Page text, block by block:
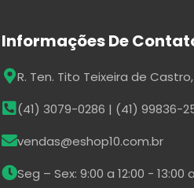
Informações De
R. Ten. Tito Teixeira de
(41) 3079-0286 | (41) 99836-
vendas@eshop10.com.br
Seg – Sex: 9:00 a 12:00 - 13:00